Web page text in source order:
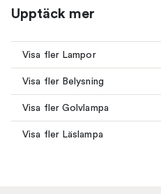
Upptäck mer
Visa fler Lampor
Visa fler Belysning
Visa fler Golvlampa
Visa fler Läslampa